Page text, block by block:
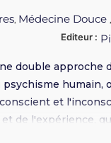
, Médecine Douce,
Editeur :
double approche
psychisme humain,
et
de l'expérience,